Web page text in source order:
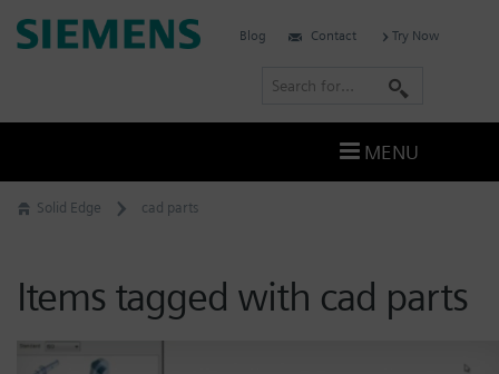
Skip
to
Solid Edge cad parts
Items tagged with cad parts
Siemens
Blog Contact Try Now
r
MENU